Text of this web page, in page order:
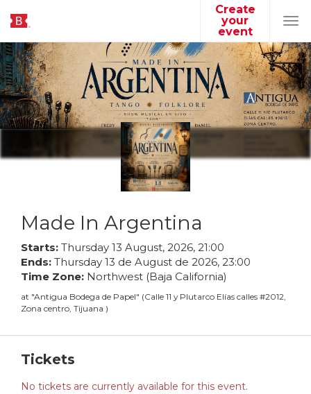
Create
your
event
Made In Argentina
Starts: Thursday 13 August, 2026, 21:00
Ends: Thursday 13 de August de 2026, 23:00
Time Zone: Northwest (Baja California)
at "Antigua Bodega de Papel" (Calle 11 y Plutarco Elías calles #2012,
Zona centro, Tijuana )
Tickets
No tickets are currently available for this event.